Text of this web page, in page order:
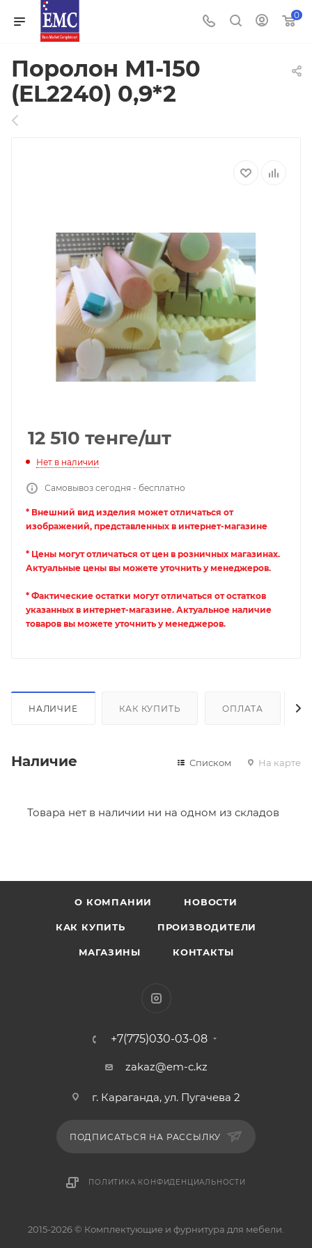
0
Поролон М1-150
(EL2240) 0,9*2
12 510 тенге/шт
Нет в наличии
Самовывоз сегодня - бесплатно
* Внешний вид изделия может отличаться от
изображений, представленных в интернет-магазине
* Цены могут отличаться от цен в розничных магазинах.
Актуальные цены вы можете уточнить у менеджеров.
* Фактические остатки могут отличаться от остатков
указанных в интернет-магазине. Актуальное наличие
товаров вы можете уточнить у менеджеров.
НАЛИЧИЕ КАК КУПИТЬ ОПЛАТА
Наличие Списком На карте
Товара нет в наличии ни на одном из складов
О КОМПАНИИ НОВОСТИ
КАК КУПИТЬ ПРОИЗВОДИТЕЛИ
МАГАЗИНЫ КОНТАКТЫ
+7(775)030-03-08
zakaz@em-c.kz
г. Караганда, ул. Пугачева 2
ПОДПИСАТЬСЯ НА РАССЫЛКУ
ПОЛИТИКА КОНФИДЕНЦИАЛЬНОСТИ
2015-2026 © Комплектующие и фурнитура для мебели.